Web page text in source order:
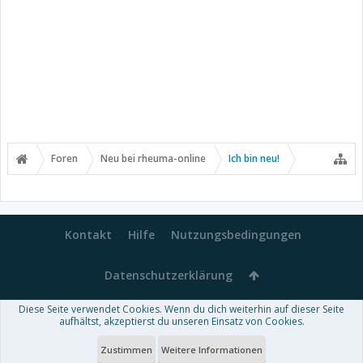
Foren Neu bei rheuma-online Ich bin neu!
Kontakt Hilfe Nutzungsbedingungen
Datenschutzerklärung
Forum software by XenForo™-Deutsch von xenDach
Theme designed byThemeHouse
Diese Seite verwendet Cookies. Wenn du dich weiterhin auf dieser Seite
aufhältst, akzeptierst du unseren Einsatz von Cookies.
Zustimmen Weitere Informationen